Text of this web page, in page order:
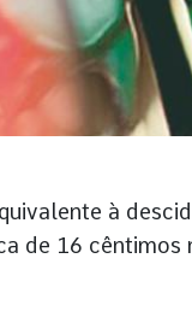
à
de 16